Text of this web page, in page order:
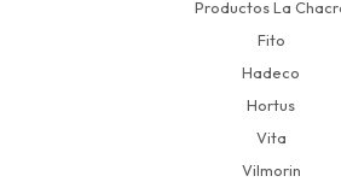
Productos La
Fito
Hadeco
Hortus
Vita
Vilmorin